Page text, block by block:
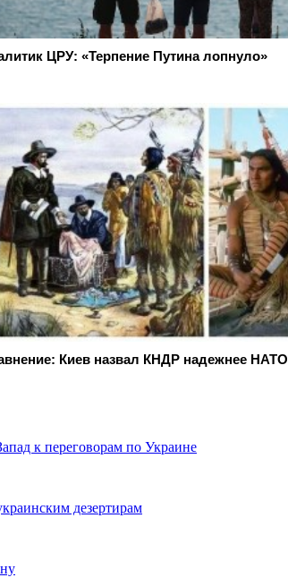
ЦРУ: «Терпение Путина лопнуло»
Киев назвал КНДР надежнее НАТО
к переговорам по Украине
дезертирам